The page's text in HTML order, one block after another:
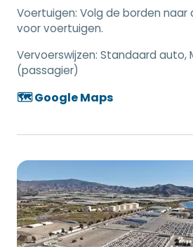
Voertuigen: Volg de borden
voor voertuigen.
Vervoerswijzen: Standaard auto,
(passagier)
🗺️ Google Maps